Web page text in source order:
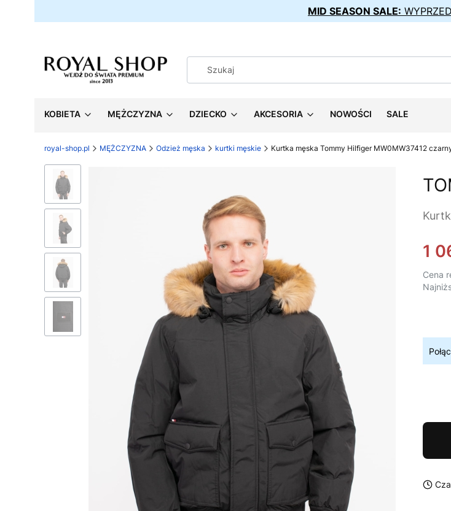
MID SEASON SALE:
KOBIETA MĘŻCZYZNA DZIECKO AKCESORIA NOWOŚCI SALE
royal-shop.pl MĘŻCZYZNA Odzież męska kurtki męskie Kurtka męska Tommy Hilfiger MW0MW37412
1
Cena